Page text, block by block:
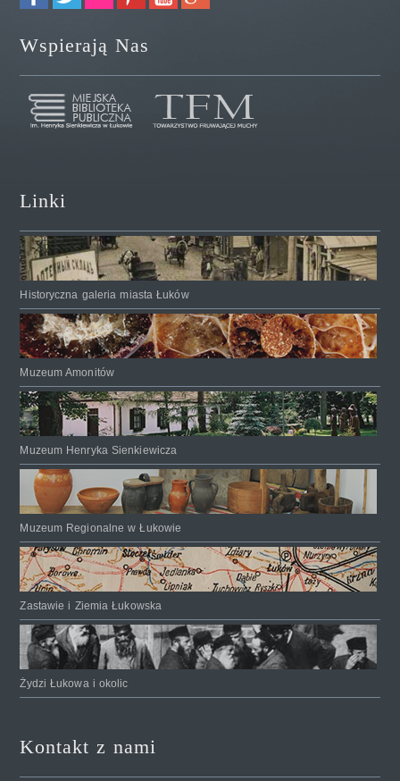
Wspierają Nas
Linki
Historyczna galeria miasta Łuków
Muzeum Amonitów
Muzeum Henryka Sienkiewicza
Muzeum Regionalne w Łukowie
Zastawie i Ziemia Łukowska
Żydzi Łukowa i okolic
Kontakt z nami